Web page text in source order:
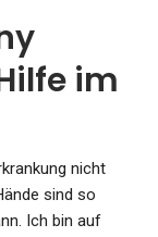
im
nicht
sind so
Ich bin auf